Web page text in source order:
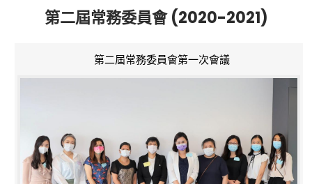
第二屆常務委員會 (2020-2021)
第二屆常務委員會第一次會議